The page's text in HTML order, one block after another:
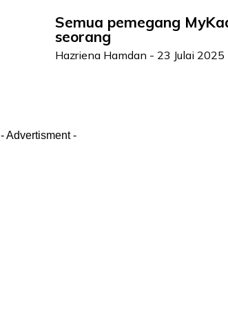
Semua pemegang
seorang
Hazriena Hamdan - 23 Julai 2025
- Advertisment -